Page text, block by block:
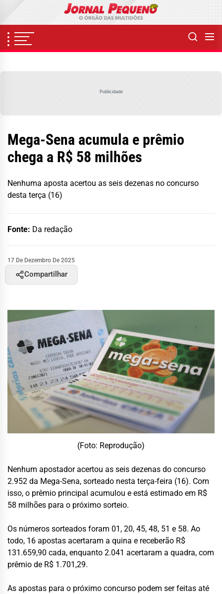
content
Publicidade
Mega-Sena acumula e prêmio
chega a R$ 58 milhões
Nenhuma aposta acertou as seis dezenas no concurso
desta terça (16)
Fonte: Da redação
17 De Dezembro De 2025
Compartilhar
(Foto: Reprodução)
Nenhum apostador acertou as seis dezenas do concurso
2.952 da Mega-Sena, sorteado nesta terça-feira (16). Com
isso, o prêmio principal acumulou e está estimado em R$
58 milhões para o próximo sorteio.
Os números sorteados foram 01, 20, 45, 48, 51 e 58. Ao
todo, 16 apostas acertaram a quina e receberão R$
131.659,90 cada, enquanto 2.041 acertaram a quadra, com
prêmio de R$ 1.701,29.
As apostas para o próximo concurso podem ser feitas até